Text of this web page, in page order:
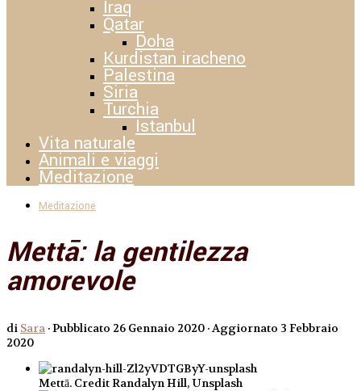
Iraq
Qatar
Doha
Kurdistan iracheno
Palestina
Siria
Turchia
Istanbul
Vita naturale
Animali e viaggi
Meditazione
Meditazione
Mettā: la gentilezza
amorevole
di Sara · Pubblicato 26 Gennaio 2020 · Aggiornato 3 Febbraio
2020
Mettā. Credit Randalyn Hill, Unsplash